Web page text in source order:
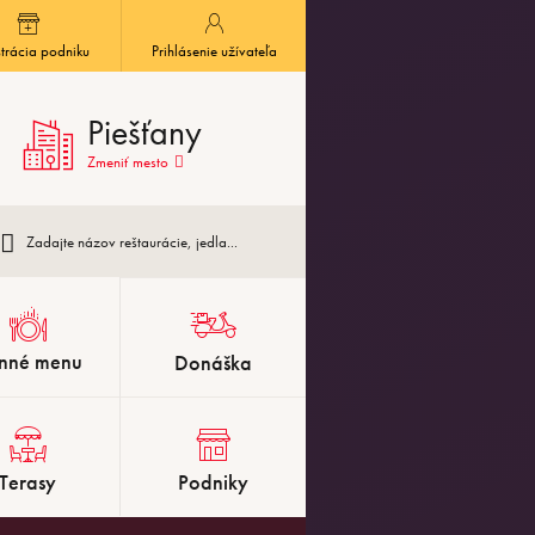
podniku Prihlásenie užívateľa
Piešťany
Zmeniť mesto
menu Donáška
Terasy Podniky